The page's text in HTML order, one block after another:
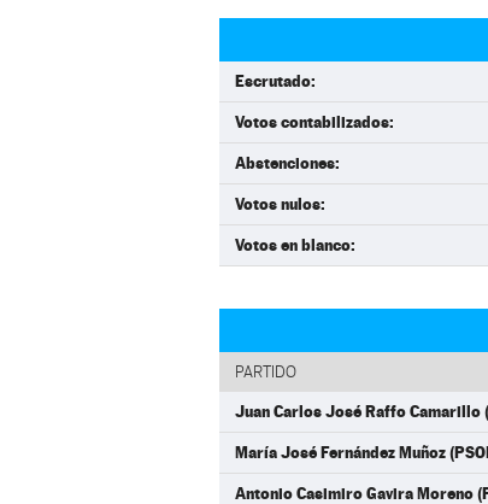
Escrutado:
Votos contabilizados:
Abstenciones:
Votos nulos:
Votos en blanco:
PARTIDO
Juan Carlos José Raffo Camarillo
María José Fernández Muñoz
Antonio Casimiro Gavira Moreno